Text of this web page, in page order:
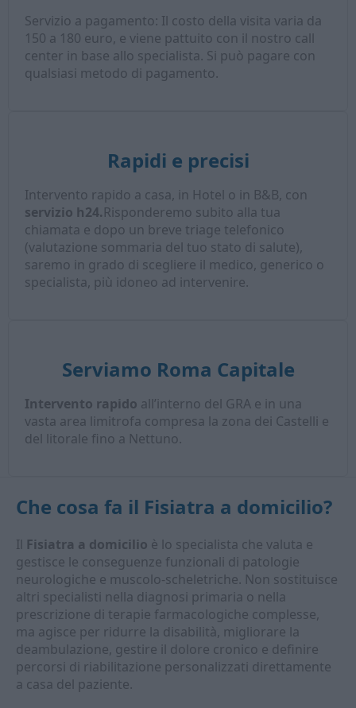
Servizio a pagamento: Il costo della visita varia da
150 a 180 euro, e viene pattuito con il nostro call
center in base allo specialista. Si può pagare con
qualsiasi metodo di pagamento.
Rapidi e precisi
Intervento rapido a casa, in Hotel o in B&B, con
servizio h24.Risponderemo subito alla tua
chiamata e dopo un breve triage telefonico
(valutazione sommaria del tuo stato di salute),
saremo in grado di scegliere il medico, generico o
specialista, più idoneo ad intervenire.
Serviamo Roma Capitale
Intervento rapido all’interno del GRA e in una
vasta area limitrofa compresa la zona dei Castelli e
del litorale fino a Nettuno.
Che cosa fa il Fisiatra a domicilio?
Il Fisiatra a domicilio è lo specialista che valuta e
gestisce le conseguenze funzionali di patologie
neurologiche e muscolo-scheletriche. Non sostituisce
altri specialisti nella diagnosi primaria o nella
prescrizione di terapie farmacologiche complesse,
ma agisce per ridurre la disabilità, migliorare la
deambulazione, gestire il dolore cronico e definire
percorsi di riabilitazione personalizzati direttamente
a casa del paziente.